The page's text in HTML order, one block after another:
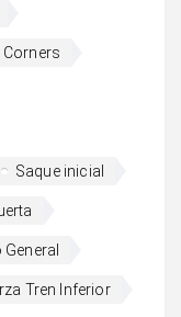
Corners
Saque inicial
Tren Inferior